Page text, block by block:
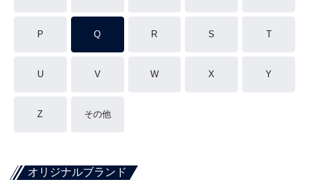
P Q R S T
U V W X Y
Z その他
オリジナルブランド